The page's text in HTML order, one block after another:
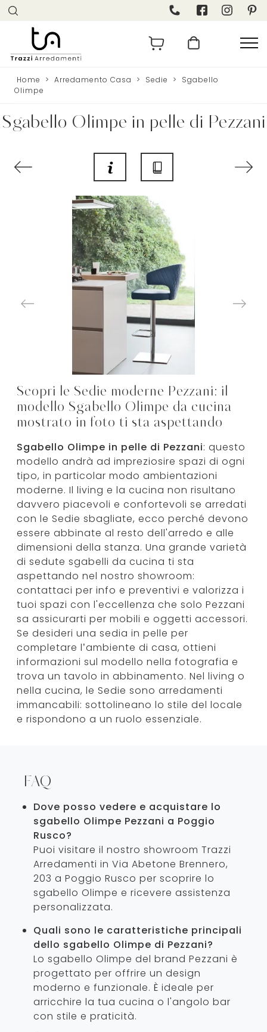
Home > Arredamento Casa > Sedie >
Sgabello
Olimpe
Sgabello Olimpe in pelle di Pezzani
Scopri le Sedie moderne Pezzani: il
modello Sgabello Olimpe da cucina
mostrato in foto ti sta aspettando
Sgabello Olimpe in pelle di Pezzani: questo
modello andrà ad impreziosire spazi di ogni
tipo, in particolar modo ambientazioni
moderne. Il living e la cucina non risultano
davvero piacevoli e confortevoli se arredati
con le Sedie sbagliate, ecco perché devono
essere abbinate al resto dell'arredo e alle
dimensioni della stanza. Una grande varietà
di sedute sgabelli da cucina ti sta
aspettando nel nostro showroom:
contattaci per info e preventivi e valorizza i
tuoi spazi con l'eccellenza che solo Pezzani
sa assicurarti per mobili e oggetti accessori.
Se desideri una sedia in pelle per
completare l’ambiente di casa, ottieni
informazioni sul modello nella fotografia e
trova un tavolo in abbinamento. Nel living o
nella cucina, le Sedie sono arredamenti
immancabili: sottolineano lo stile del locale
e rispondono a un ruolo essenziale.
FAQ
Dove posso vedere e acquistare lo
sgabello Olimpe Pezzani a Poggio
Rusco?
Puoi visitare il nostro showroom Trazzi
Arredamenti in Via Abetone Brennero,
203 a Poggio Rusco per scoprire lo
sgabello Olimpe e ricevere assistenza
personalizzata.
Quali sono le caratteristiche principali
dello sgabello Olimpe di Pezzani?
Lo sgabello Olimpe del brand Pezzani è
progettato per offrire un design
moderno e funzionale. È ideale per
arricchire la tua cucina o l'angolo bar
con stile e praticità.